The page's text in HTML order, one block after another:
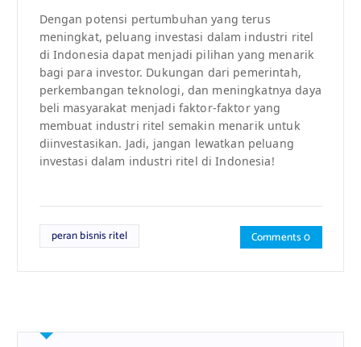
Dengan potensi pertumbuhan yang terus
meningkat, peluang investasi dalam industri ritel
di Indonesia dapat menjadi pilihan yang menarik
bagi para investor. Dukungan dari pemerintah,
perkembangan teknologi, dan meningkatnya daya
beli masyarakat menjadi faktor-faktor yang
membuat industri ritel semakin menarik untuk
diinvestasikan. Jadi, jangan lewatkan peluang
investasi dalam industri ritel di Indonesia!
peran bisnis ritel Comments 0